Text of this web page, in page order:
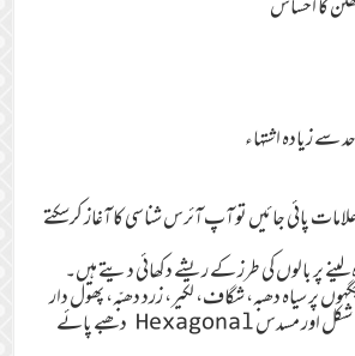
سے زیادہ اشتہاء
پائی جائیں تو آپ آئرس شناسی کا آغاز کرسکتے
پر بالوں کی طرز کے ریشے دکھائی دیتے ہیں۔
پر سیاہ دھبہ، شگاف، لکیر، زرد دھبّہ، پھول دار
دھبّہ، انگریزی حرفy شکل اور مسدس Hexagonal دھبے پائے